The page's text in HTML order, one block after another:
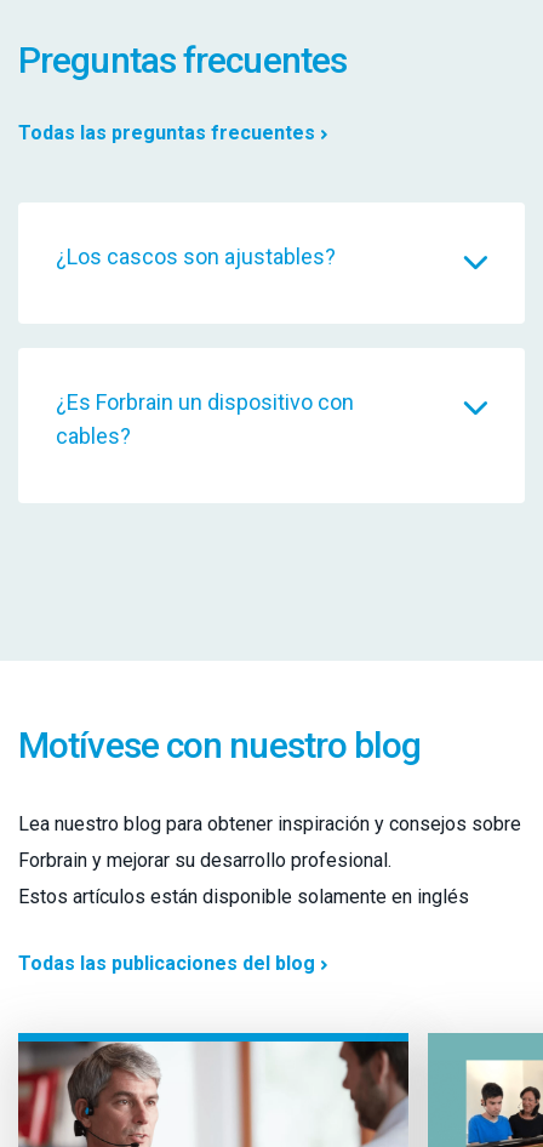
Preguntas frecuentes
Todas las preguntas frecuentes
¿Los cascos son ajustables?
¿Es Forbrain un dispositivo con
cables?
Motívese con nuestro blog
Lea nuestro blog para obtener inspiración y consejos sobre
Forbrain y mejorar su desarrollo profesional.
Estos artículos están disponible solamente en inglés
Todas las publicaciones del blog